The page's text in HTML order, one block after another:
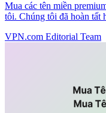
Mua các tên miền
tôi. Chúng tôi đã hoàn tất
nay.
VPN.com Editorial Team